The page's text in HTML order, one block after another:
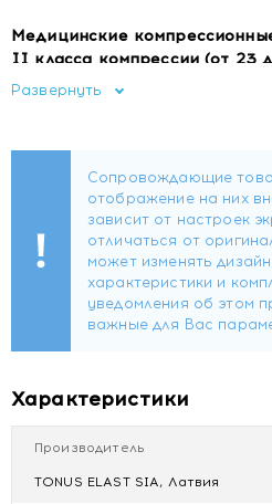
Медицинские
II класса компрессии (от 23
предназначены:
конечностей без трофических
- для лечения острого
глубоких вен
- для лечения и профилактики
синдрома
- после оперативного лечения
Перед использованием
консультируйтесь с врачом!
Индивидуальная
сырья изделия.
тканей нижних
Развернуть
Характеристики
Производитель
TONUS ELAST SIA, Латвия